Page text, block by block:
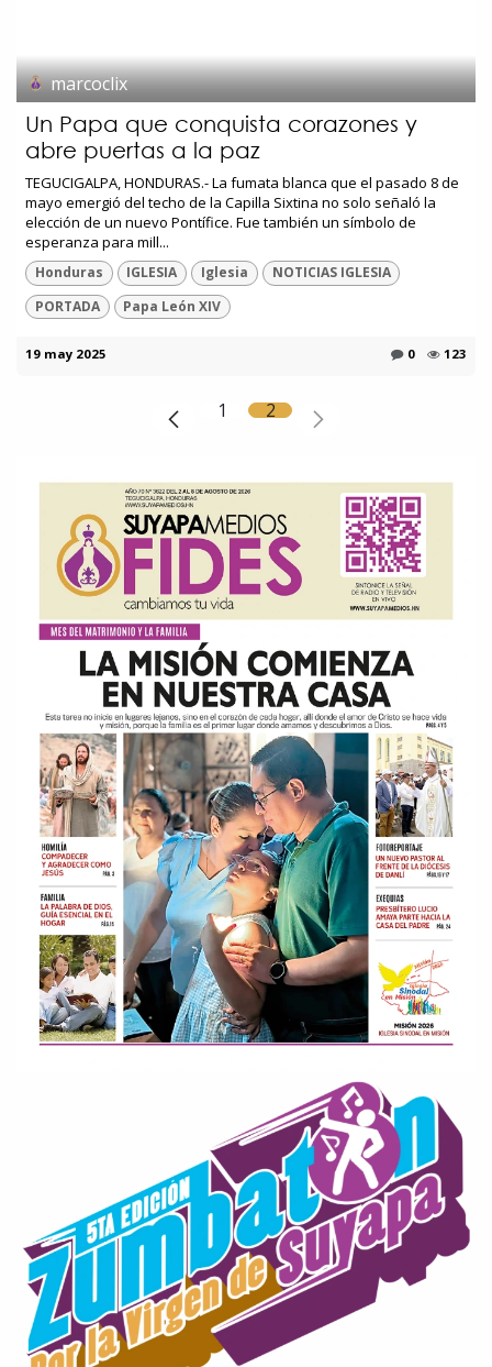
marcoclix
Un Papa que conquista corazones y
abre puertas a la paz
TEGUCIGALPA, HONDURAS.- La fumata blanca que el pasado 8 de
mayo emergió del techo de la Capilla Sixtina no solo señaló la
elección de un nuevo Pontífice. Fue también un símbolo de
esperanza para mill...
Honduras IGLESIA Iglesia
NOTICIAS IGLESIA
PORTADA
Papa León XIV
19 may 2025 0 123
1 2